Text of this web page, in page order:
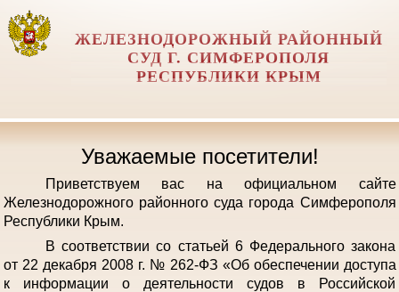
ЖЕЛЕЗНОДОРОЖНЫЙ РАЙОННЫЙ
СУД Г. СИМФЕРОПОЛЯ
РЕСПУБЛИКИ КРЫМ
Уважаемые посетители!
Приветствуем вас на официальном сайте
Железнодорожного районного суда города Симферополя
Республики Крым.
В соответствии со статьей 6 Федерального закона
от 22 декабря 2008 г. № 262-ФЗ «Об обеспечении доступа
к информации о деятельности судов в Российской